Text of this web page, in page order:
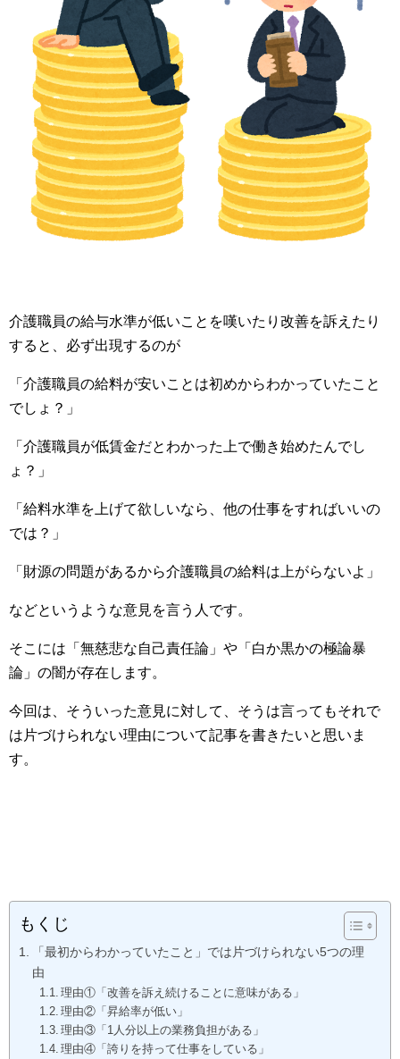
介護職員の給与水準が低いことを嘆いたり改善を訴えたり
すると、必ず出現するのが
「介護職員の給料が安いことは初めからわかっていたこと
でしょ？」
「介護職員が低賃金だとわかった上で働き始めたんでし
ょ？」
「給料水準を上げて欲しいなら、他の仕事をすればいいの
では？」
「財源の問題があるから介護職員の給料は上がらないよ」
などというような意見を言う人です。
そこには「無慈悲な自己責任論」や「白か黒かの極論暴
論」の闇が存在します。
今回は、そういった意見に対して、そうは言ってもそれで
は片づけられない理由について記事を書きたいと思いま
す。
もくじ
「最初からわかっていたこと」では片づけられない5つの理
由
理由①「改善を訴え続けることに意味がある」
理由②「昇給率が低い」
理由③「1人分以上の業務負担がある」
理由④「誇りを持って仕事をしている」